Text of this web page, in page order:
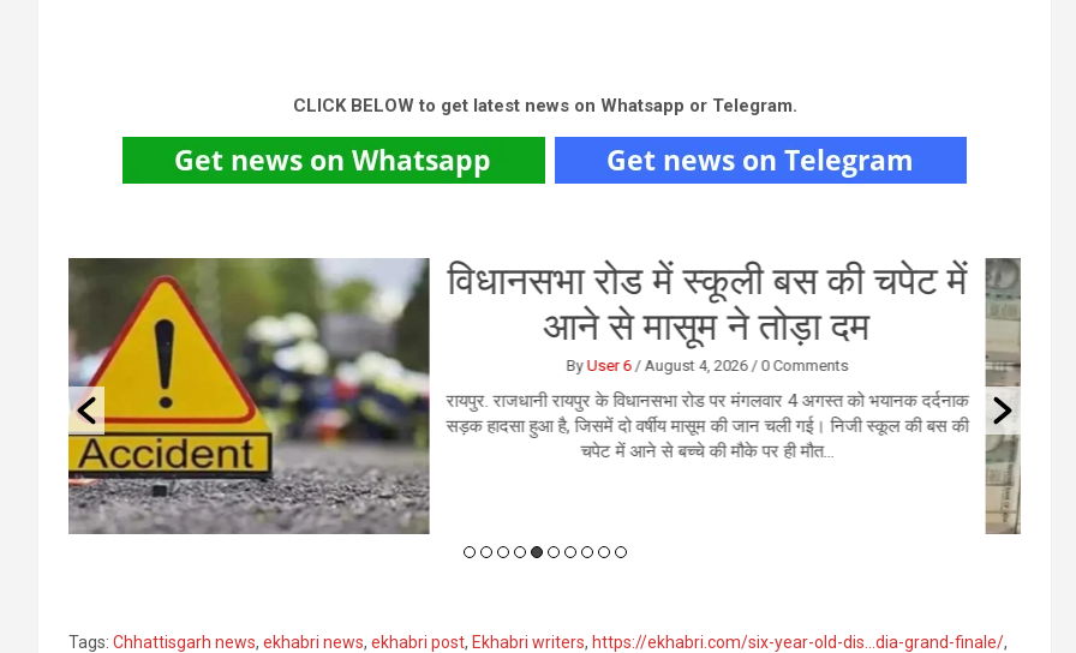
CLICK BELOW to get latest news on Whatsapp or Telegram.
राजधानी में कथित तौर पर नकली नोट
के लिए हुआ सौदा, करोड़ो रुपये की हुई
ठगी
ByUser 6 / August 4, 2026 / 0 Comments
रायपुर। राजधानी रायपुर में करोड़ों रुपये के कथित नकली नोटों के सौदे के नाम पर
एक कारोबारी से 1.13 करोड़ रुपये की ठगी का सनसनीखेज मामला सामने आया है।
Tags: Chhattisgarh news, ekhabri news, ekhabri post, Ekhabri writers, https://ekhabri.com/six-year-old-dis…dia-grand-finale/,